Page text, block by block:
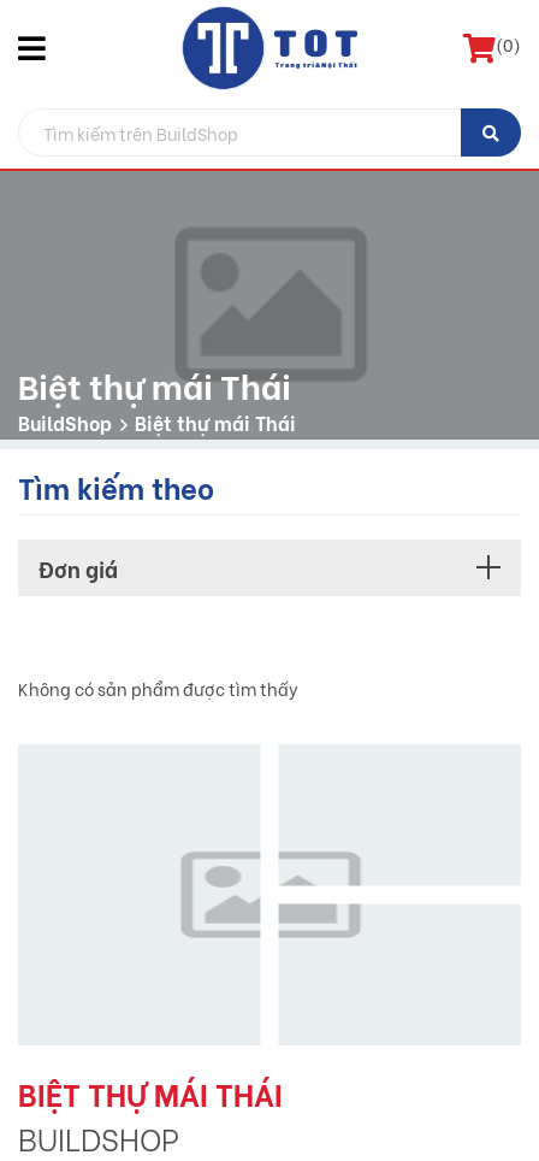
(0)
Biệt thự mái Thái
BuildShop Biệt thự mái Thái
Tìm kiếm theo
Đơn giá
Không có sản phẩm được tìm thấy
BIỆT THỰ MÁI THÁI
BUILDSHOP